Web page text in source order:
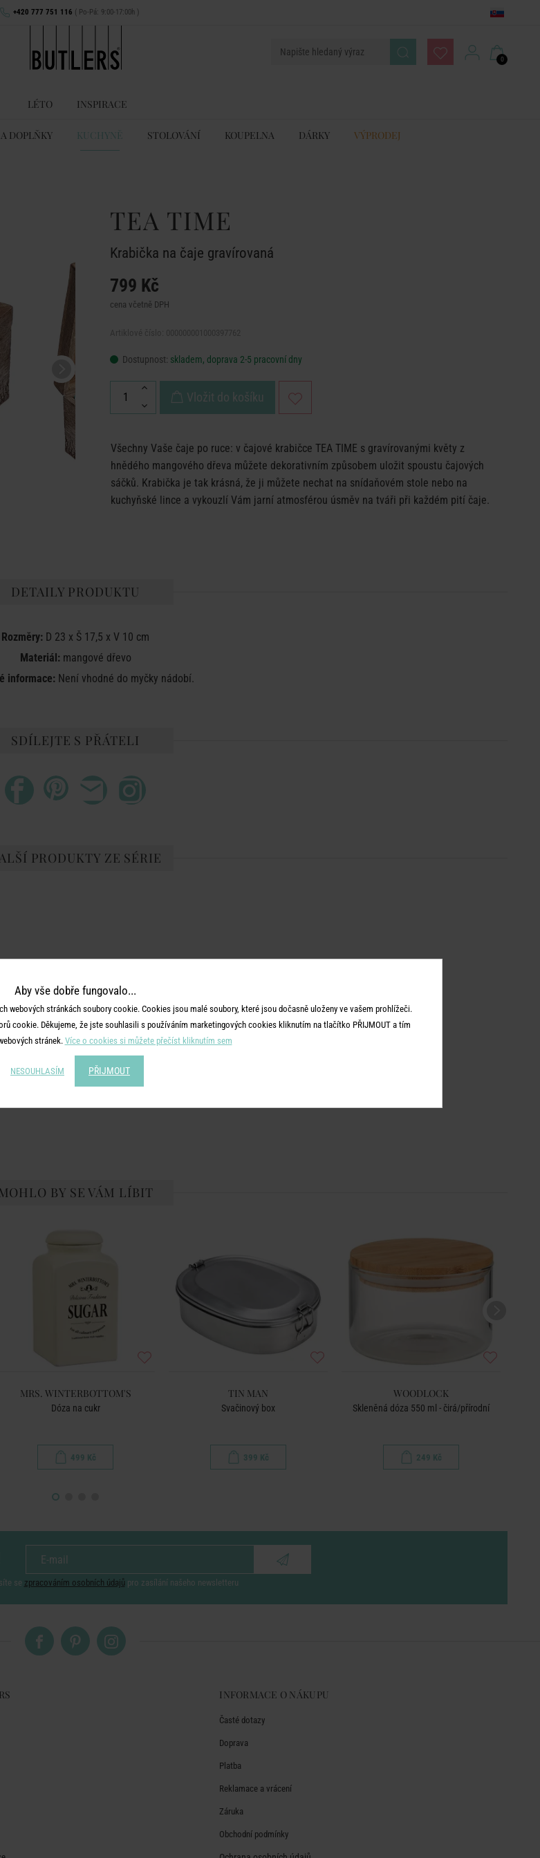
+420 777 751 116 ( Po-Pá: 9:00-17:00h )
0
LÉTO INSPIRACE
DOPLŇKY KUCHYNĚ STOLOVÁNÍ KOUPELNA DÁRKY VÝPRODEJ
TEA TIME
Krabička na čaje gravírovaná
799 Kč
cena včetně DPH
Dostupnost: skladem, doprava 2-5 pracovní dny
Vložit do košíku
Všechny Vaše čaje po ruce: v čajové krabičce TEA TIME s gravírovanými květy z
hnědého mangového dřeva můžete dekorativním způsobem uložit spoustu čajových
sáčků. Krabička je tak krásná, že ji můžete nechat na snídaňovém stole nebo na
kuchyňské lince a vykouzlí Vám jarní atmosférou úsměv na tváři při každém pití čaje.
DETAILY PRODUKTU
Rozměry: D 23 x Š 17,5 x V 10 cm
Materiál:mangové dřevo
informace:Není vhodné do myčky nádobí.
SDÍLEJTE S PŘÁTELI
PRODUKTY ZE SÉRIE
BY SE VÁM LÍBIT
MRS. WINTERBOTTOM'S
Dóza na cukr
499 Kč
TIN MAN
Svačinový box
399 Kč
WOODLOCK
Skleněná dóza 550 ml - čirá/přírodní
249 Kč
se zpracováním osobních údajů pro zasílání našeho newsletteru
INFORMACE O NÁKUPU
Časté dotazy
Doprava
Platba
Reklamace a vrácení
Záruka
Obchodní podmínky
Aby vše dobře fungovalo...
webových stránkách soubory cookie. Cookies jsou malé soubory, které jsou dočasně uloženy ve vašem prohlížeči.
cookie. Děkujeme, že jste souhlasili s používáním marketingových cookies kliknutím na tlačítko PŘIJMOUT a tím
stránek. Více o cookies si můžete přečíst kliknutím sem
NESOUHLASÍM PŘIJMOUT